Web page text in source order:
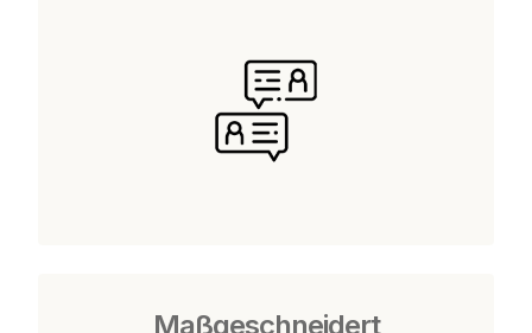
Maßgeschneidert